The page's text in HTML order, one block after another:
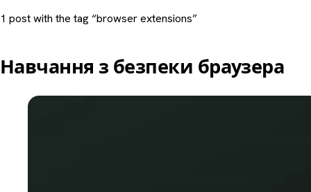
1 post with the tag “browser extensions”
Навчання з безпеки браузера